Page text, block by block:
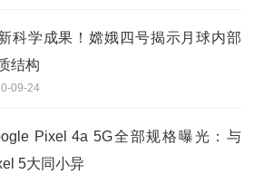
科学成果！嫦娥四号揭示月球内部
结构
09-24
Pixel 4a 5G全部规格曝光：与
5大同小异